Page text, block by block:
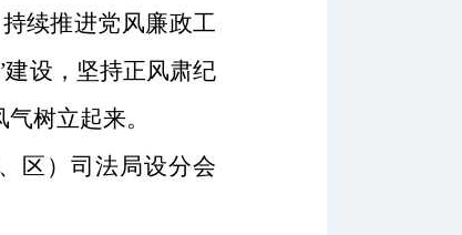
续推进党风廉政工
设，坚持正风肃纪
树立起来。
区 ） 司法局设分会